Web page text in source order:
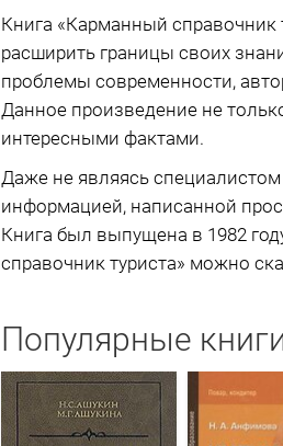
Книга «Карманный
расширить границы своих
проблемы современности,
Данное произведение не
интересными фактами.
Даже не являясь
информацией, написанной
Книга был выпущена в 1982
справочник туриста» можно
Популярные